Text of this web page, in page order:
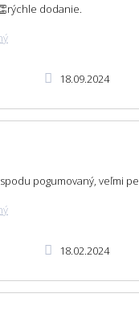
dodanie.
18.09.2024
pogumovaný, veľmi
18.02.2024